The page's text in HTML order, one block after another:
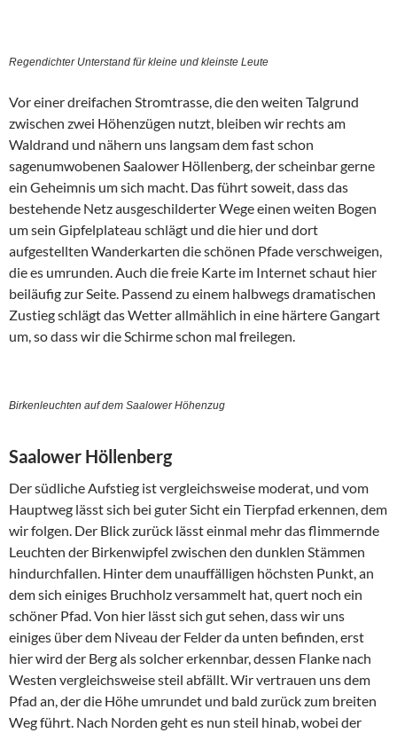
Regendichter Unterstand für kleine und kleinste Leute
Vor einer dreifachen Stromtrasse, die den weiten Talgrund
zwischen zwei Höhenzügen nutzt, bleiben wir rechts am
Waldrand und nähern uns langsam dem fast schon
sagenumwobenen Saalower Höllenberg, der scheinbar gerne
ein Geheimnis um sich macht. Das führt soweit, dass das
bestehende Netz ausgeschilderter Wege einen weiten Bogen
um sein Gipfelplateau schlägt und die hier und dort
aufgestellten Wanderkarten die schönen Pfade verschweigen,
die es umrunden. Auch die freie Karte im Internet schaut hier
beiläufig zur Seite. Passend zu einem halbwegs dramatischen
Zustieg schlägt das Wetter allmählich in eine härtere Gangart
um, so dass wir die Schirme schon mal freilegen.
Birkenleuchten auf dem Saalower Höhenzug
Saalower Höllenberg
Der südliche Aufstieg ist vergleichsweise moderat, und vom
Hauptweg lässt sich bei guter Sicht ein Tierpfad erkennen, dem
wir folgen. Der Blick zurück lässt einmal mehr das flimmernde
Leuchten der Birkenwipfel zwischen den dunklen Stämmen
hindurchfallen. Hinter dem unauffälligen höchsten Punkt, an
dem sich einiges Bruchholz versammelt hat, quert noch ein
schöner Pfad. Von hier lässt sich gut sehen, dass wir uns
einiges über dem Niveau der Felder da unten befinden, erst
hier wird der Berg als solcher erkennbar, dessen Flanke nach
Westen vergleichsweise steil abfällt. Wir vertrauen uns dem
Pfad an, der die Höhe umrundet und bald zurück zum breiten
Weg führt. Nach Norden geht es nun steil hinab, wobei der